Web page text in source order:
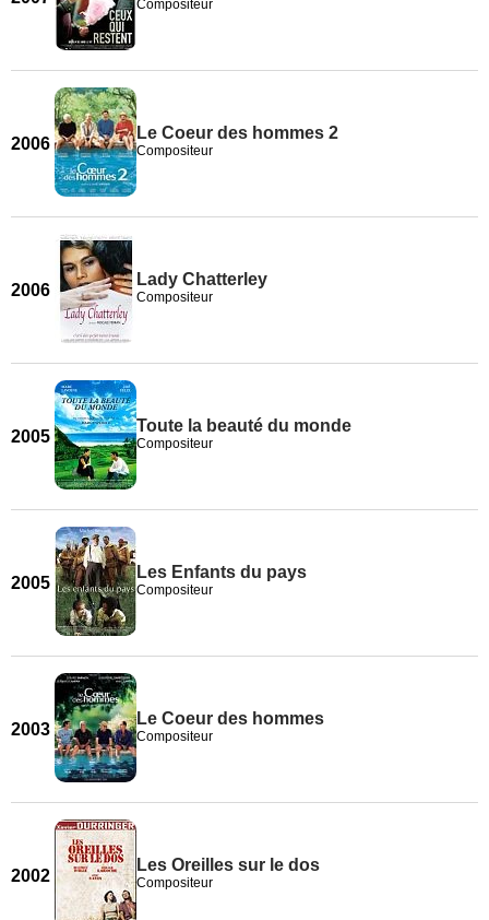
Compositeur
2006
Le Coeur des hommes 2
Compositeur
2006
Lady Chatterley
Compositeur
2005
Toute la beauté du monde
Compositeur
2005
Les Enfants du pays
Compositeur
2003
Le Coeur des hommes
Compositeur
2002
Les Oreilles sur le dos
Compositeur